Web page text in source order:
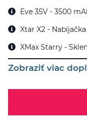
Eve 35V - 3500
Xtar X2 -
XMax Starry -
Zobraziť viac